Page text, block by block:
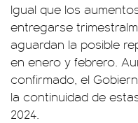
Igual que los
entregarse
aguardan la posible
en enero y febrero.
confirmado, el
la continuidad de
2024.